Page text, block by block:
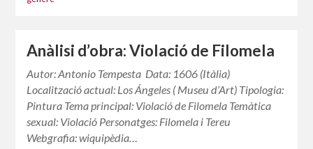
Anàlisi d’obra: Violació de Filomela
Autor: Antonio Tempesta Data: 1606 (Itàlia)
Localització actual: Los Ángeles ( Museu d’Art) Tipologia:
Pintura Tema principal: Violació de Filomela Temàtica
sexual: Violació Personatges: Filomela i Tereu
Webgrafia: wiquipèdia…